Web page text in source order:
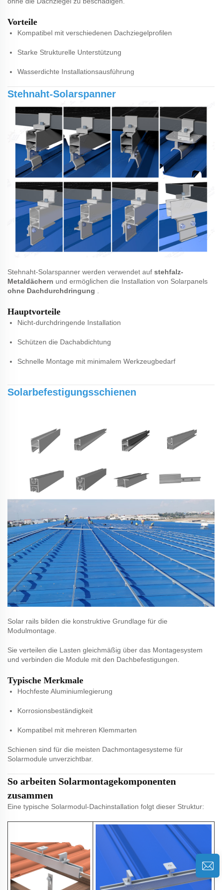
Vorteile
Kompatibel mit verschiedenen Dachziegelprofilen
Starke Strukturelle Unterstützung
Wasserdichte Installationsausführung
Stehnaht-Solarspanner
Stehnaht-Solarspanner werden verwendet auf stehfalz-
Metaldächern und ermöglichen die Installation von Solarpanels
ohne Dachdurchdringung
Hauptvorteile
Nicht-durchdringende Installation
Schützen die Dachabdichtung
Schnelle Montage mit minimalem Werkzeugbedarf
Solarbefestigungsschienen
Solar rails bilden die konstruktive Grundlage für die
Modulmontage.
Sie verteilen die Lasten gleichmäßig über das Montagesystem
und verbinden die Module mit den Dachbefestigungen.
Typische Merkmale
Hochfeste Aluminiumlegierung
Korrosionsbeständigkeit
Kompatibel mit mehreren Klemmarten
Schienen sind für die meisten Dachmontagesysteme für
Solarmodule unverzichtbar.
So arbeiten Solarmontagekomponenten
zusammen
Eine typische Solarmodul-Dachinstallation folgt dieser Struktur: